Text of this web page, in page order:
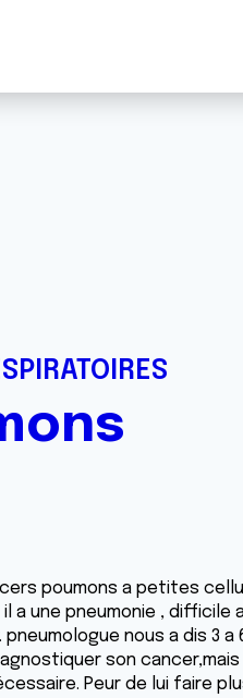
poumons a petites
a une pneumonie , difficile
nous a dis 3 a
son
Peur de lui faire